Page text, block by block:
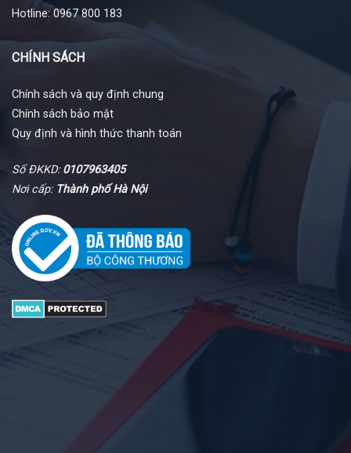
Hotline: 0967 800 183
CHÍNH SÁCH
Chính sách và quy định chung
Chính sách bảo mật
Quy định và hình thức thanh toán
Số ĐKKD:0107963405
Nơi cấp: Thành phố Hà Nội